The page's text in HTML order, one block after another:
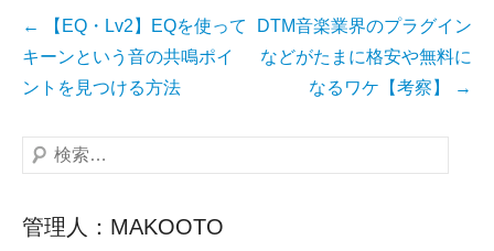
投
稿
ナ
ゲ
ー
ョ
←
【EQ・Lv2】EQを使って
キーンという音の共鳴ポイ
ントを見つける方法
DTM音楽業界のプラグイン
などがたまに格安や無料に
なるワケ【考察】
→
検
管理人：MAKOOTO